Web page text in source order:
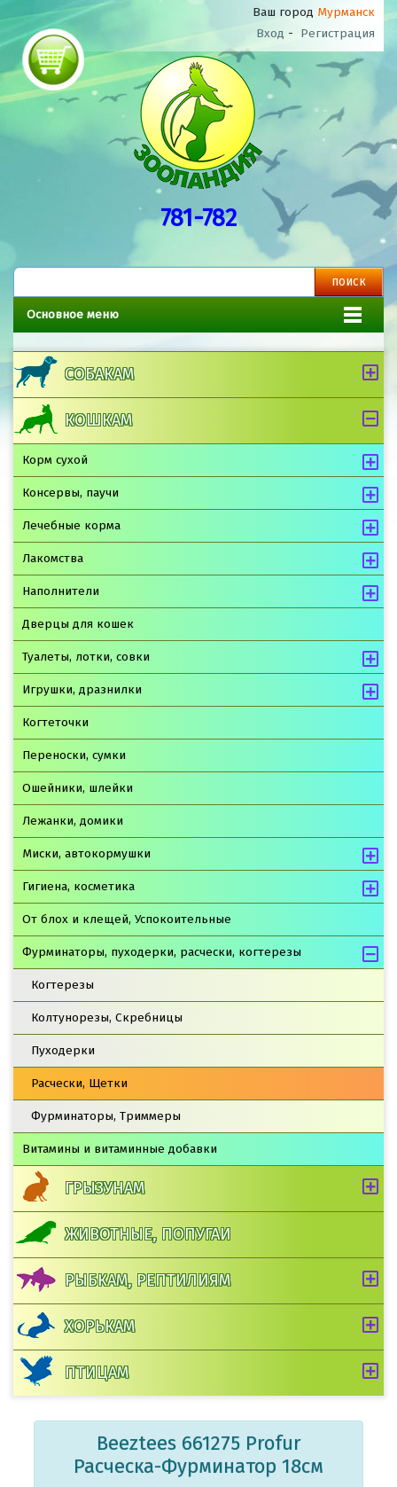
Ваш город Мурманск
Вход - Регистрация
781-782
Основное меню
СОБАКАМ
КОШКАМ
Корм сухой
Консервы, паучи
Лечебные корма
Лакомства
Наполнители
Дверцы для кошек
Туалеты, лотки, совки
Игрушки, дразнилки
Когтеточки
Переноски, сумки
Ошейники, шлейки
Лежанки, домики
Миски, автокормушки
Гигиена, косметика
От блох и клещей, Успокоительные
Фурминаторы, пуходерки, расчески, когтерезы
Когтерезы
Колтунорезы, Скребницы
Пуходерки
Расчески, Щетки
Фурминаторы, Триммеры
Витамины и витаминные добавки
ГРЫЗУНАМ
ЖИВОТНЫЕ, ПОПУГАИ
РЫБКАМ, РЕПТИЛИЯМ
ХОРЬКАМ
ПТИЦАМ
Beeztees 661275 Profur
Расческа-Фурминатор 18см